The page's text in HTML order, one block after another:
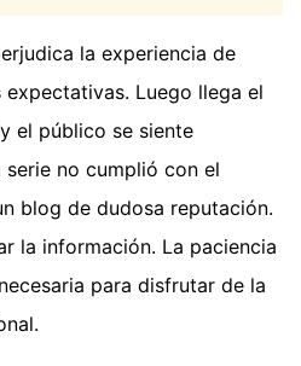
la experiencia de
Luego llega el
el público se siente
no cumplió con el
blog de dudosa reputación.
la información. La paciencia
para disfrutar de la